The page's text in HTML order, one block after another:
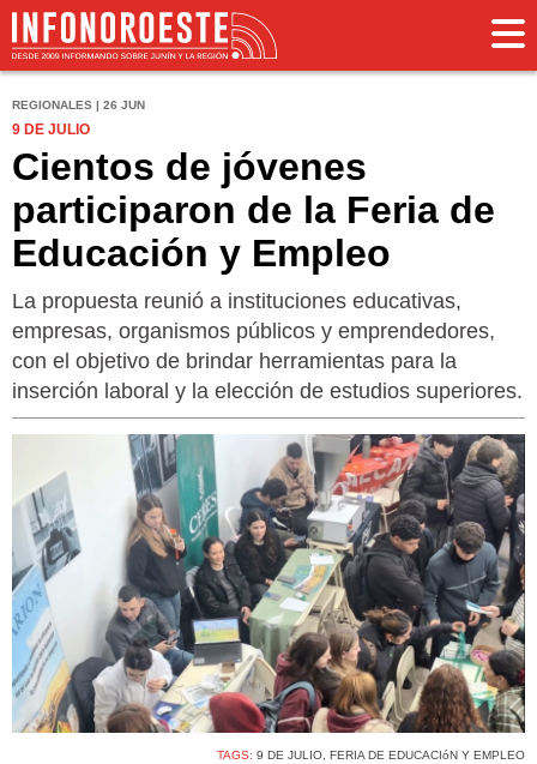
REGIONALES | 26 JUN
9 DE JULIO
Cientos de jóvenes
participaron de la Feria de
Educación y Empleo
La propuesta reunió a instituciones educativas,
empresas, organismos públicos y emprendedores,
con el objetivo de brindar herramientas para la
inserción laboral y la elección de estudios superiores.
TAGS: 9 DE JULIO, FERIA DE EDUCACIóN Y EMPLEO